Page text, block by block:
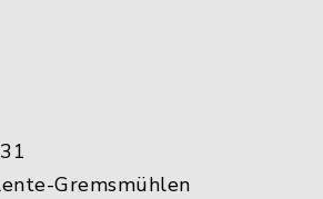
Gremsmühlen